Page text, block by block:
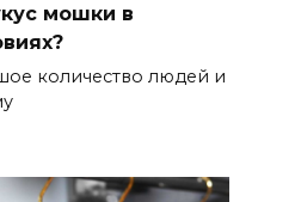
мошки в
количество людей и